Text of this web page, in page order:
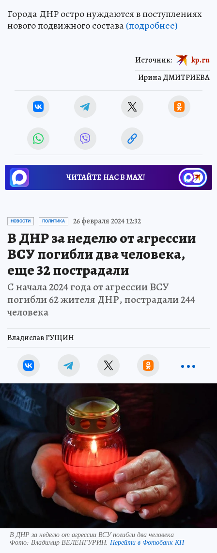
Города ДНР остро нуждаются в поступлениях
нового подвижного состава(подробнее)
Ирина ДМИТРИЕВА
Источник: kp.ru
ЧИТАЙТЕ НАС В МАХ!
НОВОСТИ ПОЛИТИКА 26 февраля 2024 12:32
В ДНР за неделю от агрессии
ВСУ погибли два человека,
еще 32 пострадали
С начала 2024 года от агрессии ВСУ
погибли 62 жителя ДНР, пострадали 244
человека
Владислав ГУЩИН
В ДНР за неделю от агрессии ВСУ погибли два человека
Фото: Владимир ВЕЛЕНГУРИН. Перейти в Фотобанк КП